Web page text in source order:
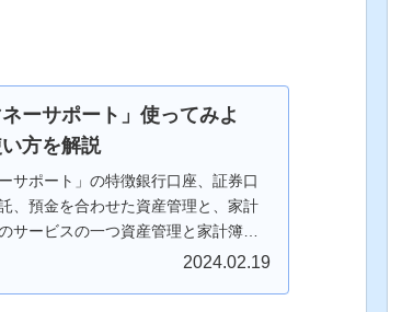
ーサポート」使ってみよ
方を解説
サポート」の特徴銀行口座、証券口
、預金を合わせた資産管理と、家計
ービスの一つ資産管理と家計簿管
2024.02.19